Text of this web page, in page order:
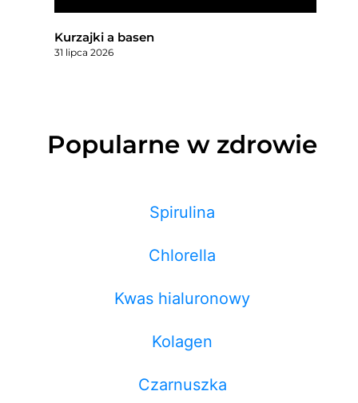
Kurzajki a basen
31 lipca 2026
Popularne w zdrowie
Spirulina
Chlorella
Kwas hialuronowy
Kolagen
Czarnuszka